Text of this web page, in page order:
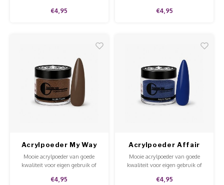
gebruik in de salon. Goede
€4,95 €4,95
Acrylpoeder My Way
Mooie acrylpoeder van goede
kwaliteit voor eigen gebruik of
€4,95
Acrylpoeder Affair
Mooie acrylpoeder van goede
kwaliteit voor eigen gebruik of
€4,95